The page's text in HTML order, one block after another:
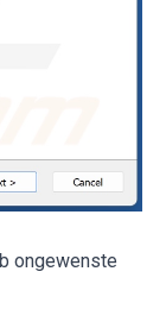
ongewenste